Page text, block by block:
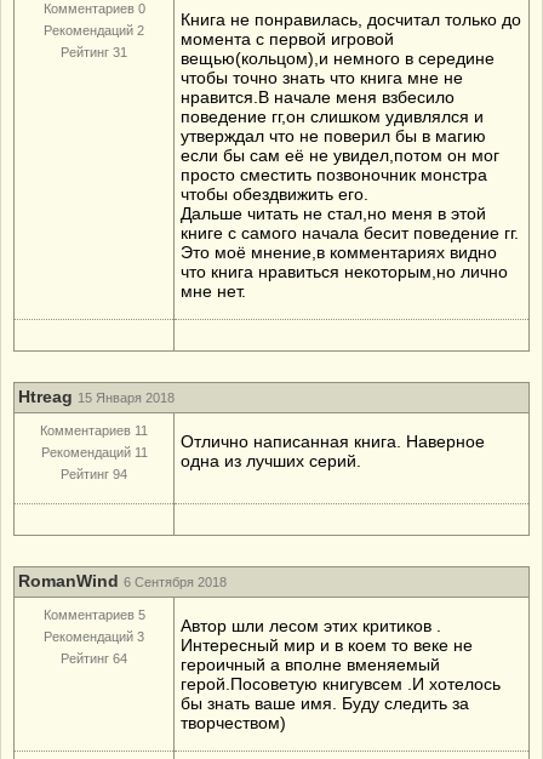
Комментариев 0
Рекомендаций 2
Рейтинг 31
Книга не понравилась, досчитал только до
момента с первой игровой
вещью(кольцом),и немного в середине
чтобы точно знать что книга мне не
нравится.В начале меня взбесило
поведение гг,он слишком удивлялся и
утверждал что не поверил бы в магию
если бы сам её не увидел,потом он мог
просто сместить позвоночник монстра
чтобы обездвижить его.
Дальше читать не стал,но меня в этой
книге с самого начала бесит поведение гг.
Это моё мнение,в комментариях видно
что книга нравиться некоторым,но лично
мне нет.
Htreag 15 Января 2018
Комментариев 11
Рекомендаций 11
Рейтинг 94
Отлично написанная книга. Наверное
одна из лучших серий.
RomanWind 6 Сентября 2018
Комментариев 5
Рекомендаций 3
Рейтинг 64
Автор шли лесом этих критиков .
Интересный мир и в коем то веке не
героичный а вполне вменяемый
герой.Посоветую книгувсем .И хотелось
бы знать ваше имя. Буду следить за
творчеством)